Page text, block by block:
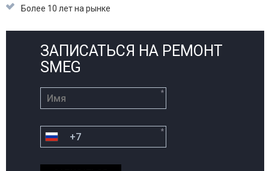
Более 10 лет на рынке
ЗАПИСАТЬСЯ НА РЕМОНТ
SMEG
*
*